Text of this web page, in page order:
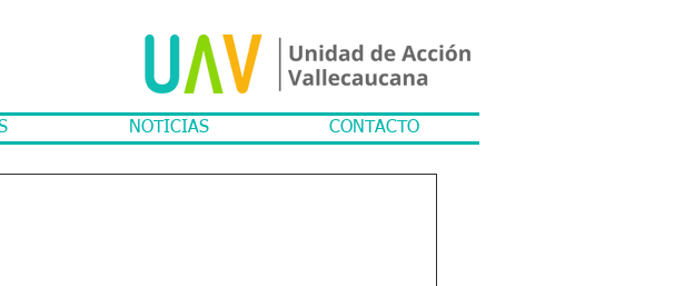
NOTICIAS CONTACTO